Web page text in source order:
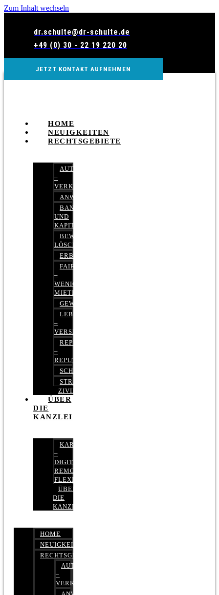
Zum Inhalt wechseln
dr.schulte@dr-schulte.de
+49 (0) 30 - 22 19 220 20
JETZT KONTAKT AUFNEHMEN
HOME
NEUIGKEITEN
RECHTSGEBIETE
AUTOBETRUG
–
VERKEHRSRECHT
ANWALTSHAFTUNGSRECHT
BANK-
UND
KAPITALMARKTRECHT
BEWERTUNGEN
LÖSCHEN
ERBRECHT
FAIRMIETEN
–
WENIGER
MIETE
GEWERBERECHT
LEBENSVERSICHERUNG
–
VERSICHERUNGSRECHT
REPUTATIONSRECHT
–
REPUTATIONSMANAGEMENT
SCHUFARECHT
STRAFRECHT
ZIVILRECHT
ÜBER
DIE
KANZLEI
KARRIERE
–
DIGITAL,
REMOTE,
FLEXIBEL
ÜBER
DIE
KANZLEI
HOME
NEUIGKEITEN
RECHTSGEBIETE
AUTOBETRUG
–
VERKEHRSRECHT